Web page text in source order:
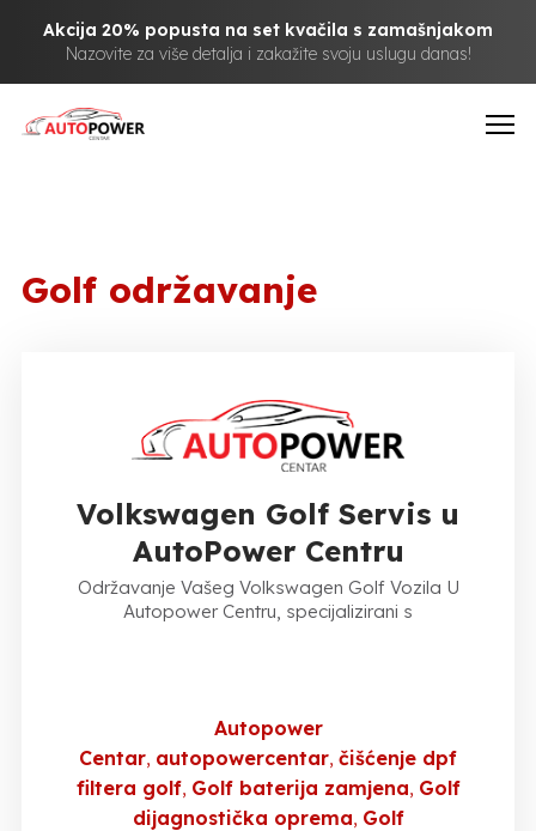
Akcija 20% popusta na set kvačila s zamašnjakom
Nazovite za više detalja i zakažite svoju uslugu danas!
Golf održavanje
Volkswagen Golf Servis u
AutoPower Centru
Održavanje Vašeg Volkswagen Golf Vozila U
Autopower Centru, specijalizirani s
Autopower
Centar autopowercentar čišćenje dpf
filtera golf Golf baterija zamjena Golf
dijagnostička oprema Golf